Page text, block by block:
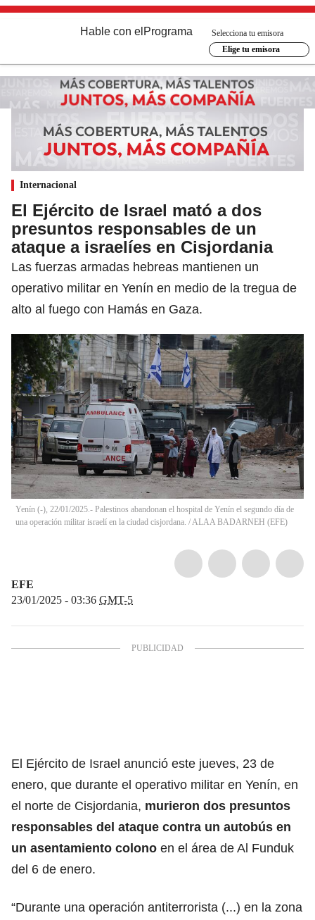
Hable con el Programa
Selecciona tu emisora
Elige tu emisora
Internacional
El Ejército de Israel mató a dos
presuntos responsables de un
ataque a israelíes en Cisjordania
Las fuerzas armadas hebreas mantienen un
operativo militar en Yenín en medio de la tregua de
alto al fuego con Hamás en Gaza.
Yenín (-), 22/01/2025.- Palestinos abandonan el hospital de Yenín el segundo día de
una operación militar israelí en la ciudad cisjordana. /ALAA BADARNEH (EFE)
EFE
23/01/2025 - 03:36 GMT-5
El Ejército de Israel anunció este jueves, 23 de
enero, que durante el operativo militar en Yenín, en
el norte de Cisjordania, murieron dos presuntos
responsables del ataque contra un autobús en
un asentamiento colono en el área de Al Funduk
del 6 de enero.
“Durante una operación antiterrorista (...) en la zona